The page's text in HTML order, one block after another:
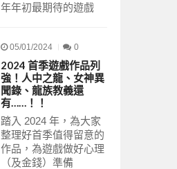
年年初最期待的遊戲
05/01/2024 0
2024 首季遊戲作品列
強！人中之龍、女神異
聞錄、龍族教義還
有……！！
踏入 2024 年，為大家
整理好首季值得留意的
作品，為遊戲做好心理
（及金錢）準備